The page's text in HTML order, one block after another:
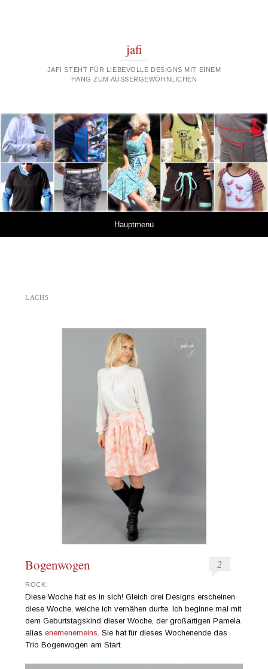
jafi
JAFI STEHT FÜR LIEBEVOLLE DESIGNS MIT EINEM
HANG ZUM AUSSERGEWÖHNLICHEN
Hauptmenü
LACHS
Bogenwogen 2
ROCK:
Diese Woche hat es in sich! Gleich drei Designs erscheinen
diese Woche, welche ich vernähen durfte. Ich beginne mal mit
dem Geburtstagskind dieser Woche, der großartigen Pamela
aliasenemenemeins . Sie hat für dieses Wochenende das
Trio Bogenwogen am Start.